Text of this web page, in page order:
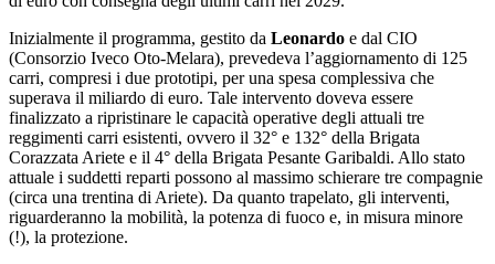
Inizialmente il programma, gestito da Leonardo e dal CIO
(Consorzio Iveco Oto-Melara), prevedeva l’aggiornamento di 125
carri, compresi i due prototipi, per una spesa complessiva che
superava il miliardo di euro. Tale intervento doveva essere
finalizzato a ripristinare le capacità operative degli attuali tre
reggimenti carri esistenti, ovvero il 32° e 132° della Brigata
Corazzata Ariete e il 4° della Brigata Pesante Garibaldi. Allo stato
attuale i suddetti reparti possono al massimo schierare tre compagnie
(circa una trentina di Ariete). Da quanto trapelato, gli interventi,
riguarderanno la mobilità, la potenza di fuoco e, in misura minore
(!), la protezione.